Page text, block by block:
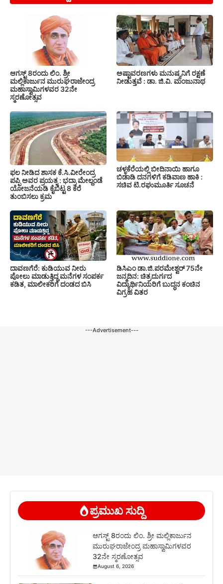
ಆಗಸ್ಟ್ 8ರಂದು ಲಿಂ. ಶ್ರೀ
ಮಲ್ಲಿಕಾರ್ಜುನ ಮುರುಘರಾಜೇಂದ್ರ
ಮಹಾಸ್ವಾಮಿಗಳವರ 32ನೇ
ಸ್ಮರಣೋತ್ಸವ
ಅಷ್ಟಾವರಣಗಳು ಮನುಷ್ಯನಿಗೆ ರಕ್ಷಣೆ
ನೀಡುತ್ತವೆ : ಡಾ. ಜಿ.ವಿ. ಮಂಜುನಾಥ
ಫಲ ನೀಡಿದ ಶಾಸಕ ಕೆ.ಸಿ.ವೀರೇಂದ್ರ
ಪಪ್ಪಿ ಅವರ ಪ್ರಯತ್ನ : ಭದ್ರಾ ಮೇಲ್ದಂಡೆ
ಯೋಜನೆಯಡಿ ಕೈಬಿಟ್ಟ 8 ಕೆರೆ
ತುಂಬಿಸಲು ಕ್ರಮ
ಚಳ್ಳಕೆರೆಯಲ್ಲಿ ಬೀದಿನಾಯಿ ಹಾಗೂ
ಬಿಡಾಡಿ ದನಗಳಿಗೆ ಕಡಿವಾಣ ಹಾಕಿ :
ಸಚಿವ ಟಿ.ರಘುಮೂರ್ತಿ ಸೂಚನೆ
ದಾವಣಗೆರೆ: ಕುಡಿಯುವ ನೀರು
ಪೋಲು ಮಾಡುತ್ತಿದ್ದ ಮನೆಗಳ ಸಂಪರ್ಕ
ಕಡಿತ, ಮಾಲೀಕರಿಗೆ ದಂಡದ ಬಿಸಿ
ಡಿಸಿಎಂ ಡಾ.ಜಿ.ಪರಮೇಶ್ವರ್ 75ನೇ
ಜನ್ಮದಿನ: ಚಿತ್ರದುರ್ಗದ
ವಿದ್ಯಾರ್ಥಿನಿಯರಿಗೆ ಬುದ್ಧನ ಕಂಚಿನ
ವಿಗ್ರಹ ವಿತರ
---Advertisement---
ಪ್ರಮುಖ ಸುದ್ದಿ
ಆಗಸ್ಟ್ 8ರಂದು ಲಿಂ. ಶ್ರೀ ಮಲ್ಲಿಕಾರ್ಜುನ
ಮುರುಘರಾಜೇಂದ್ರ ಮಹಾಸ್ವಾಮಿಗಳವರ
32ನೇ ಸ್ಮರಣೋತ್ಸವ
August 6, 2026